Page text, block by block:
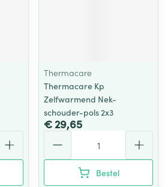
Thermacare
Thermacare Kp
Zelfwarmend Nek-
schouder-pols 2x3
€ 29,65
Bestel